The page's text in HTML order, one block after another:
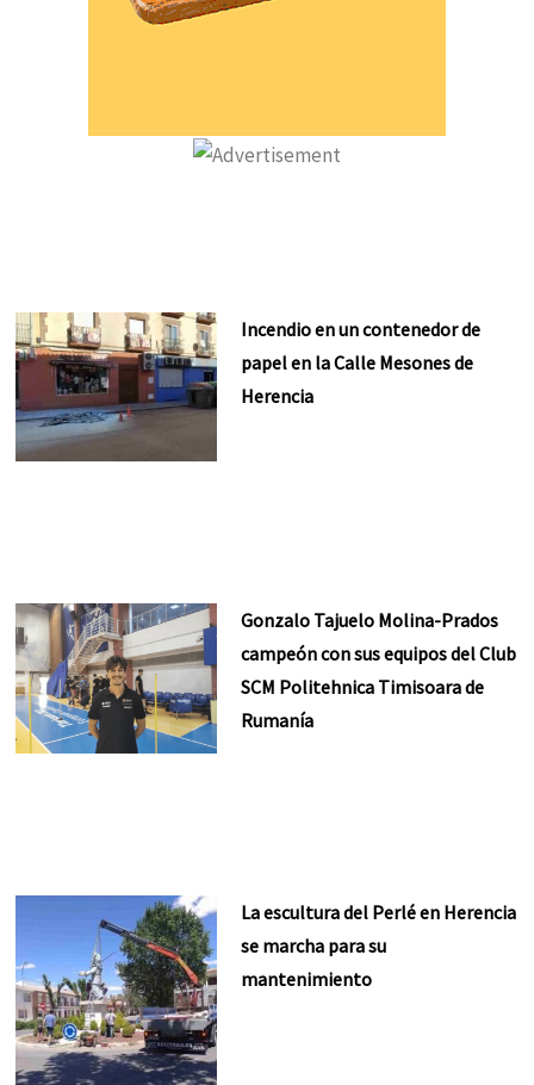
Incendio en un contenedor de
papel en la Calle Mesones de
Herencia
Gonzalo Tajuelo Molina-Prados
campeón con sus equipos del Club
SCM Politehnica Timisoara de
Rumanía
La escultura del Perlé en Herencia
se marcha para su
mantenimiento